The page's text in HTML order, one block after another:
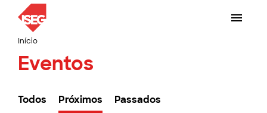
Início
Eventos
Todos Próximos Passados